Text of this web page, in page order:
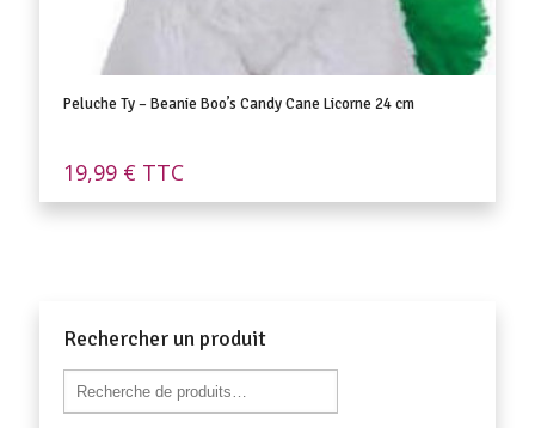
Peluche Ty – Beanie Boo’s Candy Cane Licorne 24 cm
19,99 € TTC
Rechercher un produit